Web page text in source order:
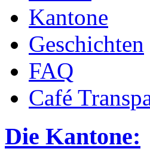
Kantone
Geschichten
FAQ
Café
Die Kantone: